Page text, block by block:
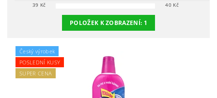
39 Kč 40Kč
POLOŽEK K ZOBRAZENÍ: 1
Český výrobek
POSLEDNÍ KUSY
SUPER CENA